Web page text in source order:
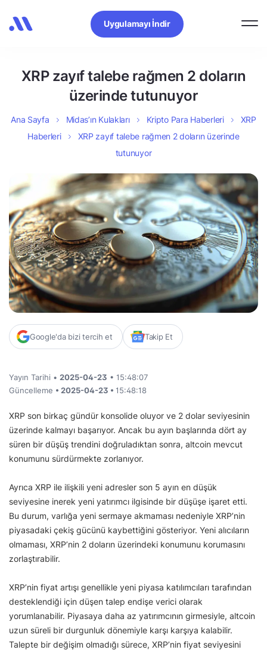
Uygulamayı İndir
XRP zayıf talebe rağmen 2 doların
üzerinde tutunuyor
Ana Sayfa Midas’ın Kulakları Kripto Para Haberleri
XRP
Haberleri
XRP zayıf talebe rağmen 2 doların üzerinde
tutunuyor
Google'da bizi tercih et Takip Et
Yayın Tarihi • 2025-04-23 • 15:48:07
Güncelleme • 2025-04-23 • 15:48:18
XRP son birkaç gündür konsolide oluyor ve 2 dolar seviyesinin
üzerinde kalmayı başarıyor. Ancak bu ayın başlarında dört ay
süren bir düşüş trendini doğruladıktan sonra, altcoin mevcut
konumunu sürdürmekte zorlanıyor.
Ayrıca XRP ile ilişkili yeni adresler son 5 ayın en düşük
seviyesine inerek yeni yatırımcı ilgisinde bir düşüşe işaret etti.
Bu durum, varlığa yeni sermaye akmaması nedeniyle XRP’nin
piyasadaki çekiş gücünü kaybettiğini gösteriyor. Yeni alıcıların
olmaması, XRP’nin 2 doların üzerindeki konumunu korumasını
zorlaştırabilir.
XRP’nin fiyat artışı genellikle yeni piyasa katılımcıları tarafından
desteklendiği için düşen talep endişe verici olarak
yorumlanabilir. Piyasaya daha az yatırımcının girmesiyle, altcoin
uzun süreli bir durgunluk dönemiyle karşı karşıya kalabilir.
Talepte bir değişim olmadığı sürece, XRP’nin fiyat seviyesini